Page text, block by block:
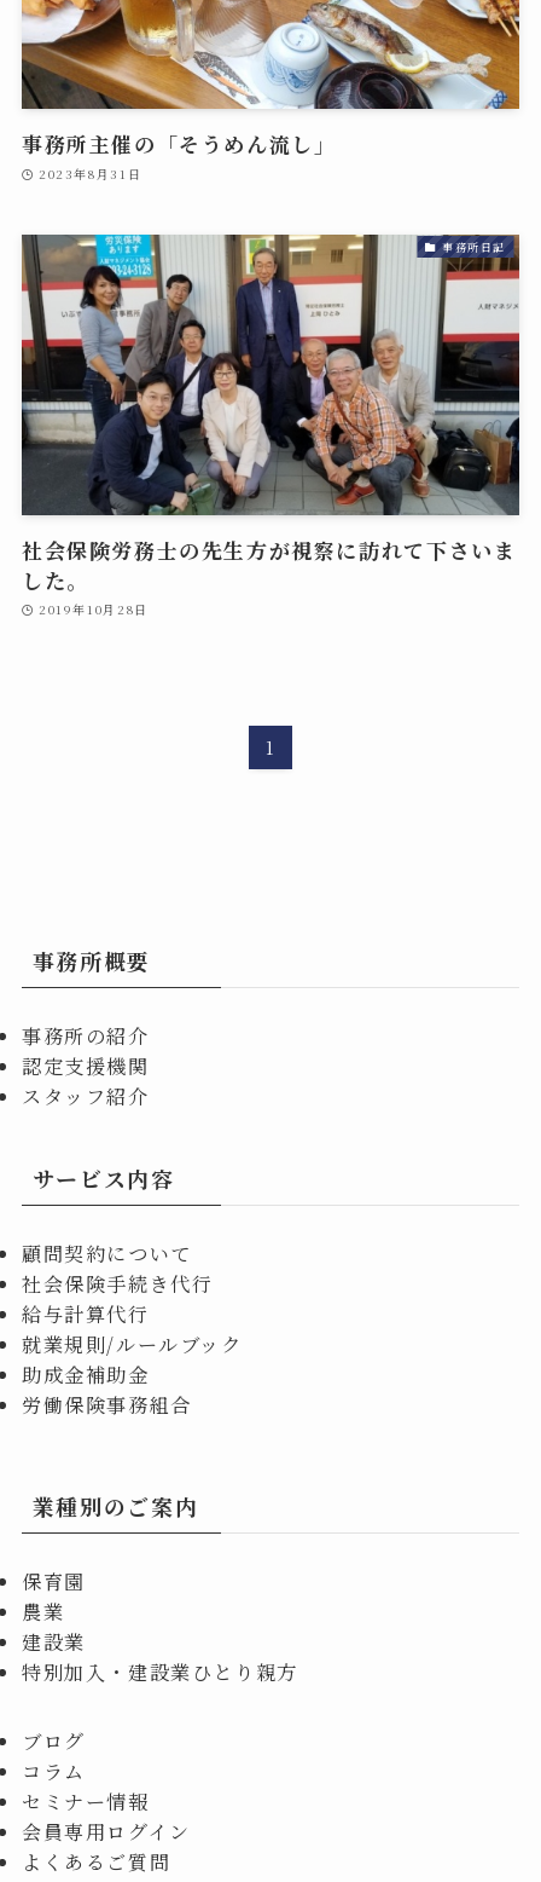
事務所主催の「そうめん流し」
2023年8月31日
事務所日記
社会保険労務士の先生方が視察に訪れて下さいま
した。
2019年10月28日
1
事務所概要
事務所の紹介
認定支援機関
スタッフ紹介
サービス内容
顧問契約について
社会保険手続き代行
給与計算代行
就業規則/ルールブック
助成金補助金
労働保険事務組合
業種別のご案内
保育園
農業
建設業
特別加入・建設業ひとり親方
ブログ
コラム
セミナー情報
会員専用ログイン
よくあるご質問